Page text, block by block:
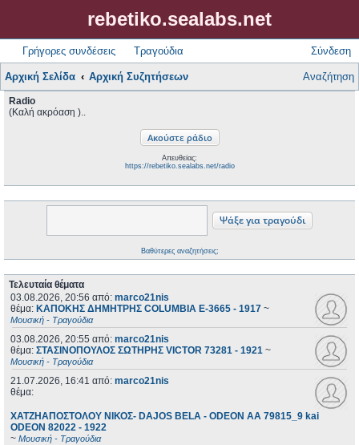
rebetiko.sealabs.net
Γρήγορες συνδέσεις Τραγούδια Σύνδεση
Αρχική Σελίδα Αρχική Συζητήσεων Αναζήτηση
Radio
(Καλή ακρόαση )..
Απευθείας:
https://rebetiko.sealabs.net/radio
Βαθύτερες αναζητήσεις;
Τελευταία θέματα
03.08.2026, 20:56 από: marco21nis
θέμα: ΚΑΠΟΚΗΣ ΔΗΜΗΤΡΗΣ COLUMBIA E-3665 - 1917 ~
Μουσική - Τραγούδια
03.08.2026, 20:55 από: marco21nis
θέμα: ΣΤΑΣΙΝΟΠΟΥΛΟΣ ΣΩΤΗΡΗΣ VICTOR 73281 - 1921 ~
Μουσική - Τραγούδια
21.07.2026, 16:41 από: marco21nis
θέμα:
ΧΑΤΖΗΑΠΟΣΤΟΛΟΥ ΝΙΚΟΣ- DAJOS BELA - ODEON AA 79815_9 kai
ODEON 82022 - 1922
~ Μουσική - Τραγούδια